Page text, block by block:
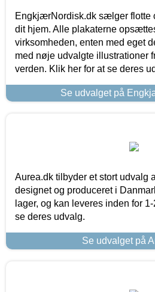
EngkjærNordisk.dk sælger flotte
dit hjem. Alle plakaterne
virksomheden, enten med eget
med nøje udvalgte illustrationer
verden. Klik her for at se deres
Se udvalget på
Aurea.dk tilbyder et stort udvalg
designet og produceret i
lager, og kan leveres inden for
se deres udvalg.
Se udvalget på